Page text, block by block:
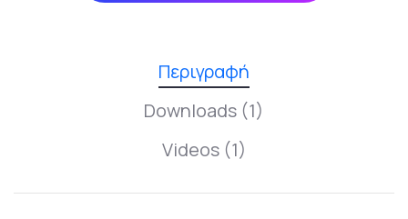
Περιγραφή
Downloads (1)
Videos (1)